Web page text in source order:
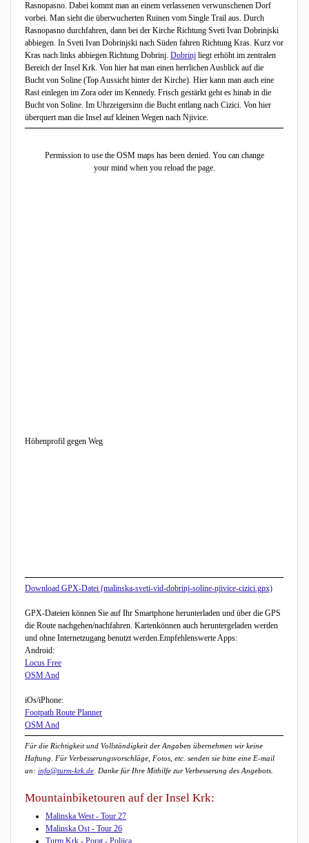
Rasnopasno. Dabei kommt man an einem verlassenen verwunschenen Dorf
vorbei. Man sieht die überwucherten Ruinen vom Single Trail aus. Durch
Rasnopasno durchfahren, dann bei der Kirche Richtung Sveti Ivan Dobrinjski
abbiegen. In Sveti Ivan Dobrinjski nach Süden fahren Richtung Kras. Kurz vor
Kras nach links abbiegen Richtung Dobrinj. Dobrinj liegt erhöht im zentralen
Bereich der Insel Krk. Von hier hat man einen herrlichen Ausblick auf die
Bucht von Soline (Top Aussicht hinter der Kirche). Hier kann man auch eine
Rast einlegen im Zora oder im Kennedy. Frisch gestärkt geht es hinab in die
Bucht von Soline. Im Uhrzeigersinn die Bucht entlang nach Cizici. Von hier
überquert man die Insel auf kleinen Wegen nach Njivice.
Permission to use the OSM maps has been denied. You can change
your mind when you reload the page.
Höhenprofil gegen Weg
Download GPX-Datei (malinska-sveti-vid-dobrinj-soline-njivice-cizici.gpx)
GPX-Dateien können Sie auf Ihr Smartphone herunterladen und über die GPS
die Route nachgehen/nachfahren. Kartenkönnen auch heruntergeladen werden
und ohne Internetzugang benutzt werden.Empfehlenswerte Apps:
Android:
Locus Free
OSM And
iOs/iPhone:
Footpath Route Planner
OSM And
Für die Richtigkeit und Vollständigkeit der Angaben übernehmen wir keine
Haftung. Für Verbesserungsvorschläge, Fotos, etc. senden sie bitte eine E-mail
an: info@turm-krk.de . Danke für Ihre Mithilfe zur Verbesserung des Angebots.
Mountainbiketouren auf der Insel Krk:
Malinska West - Tour 27
Malinska Ost - Tour 26
Turm Krk - Porat - Poljica